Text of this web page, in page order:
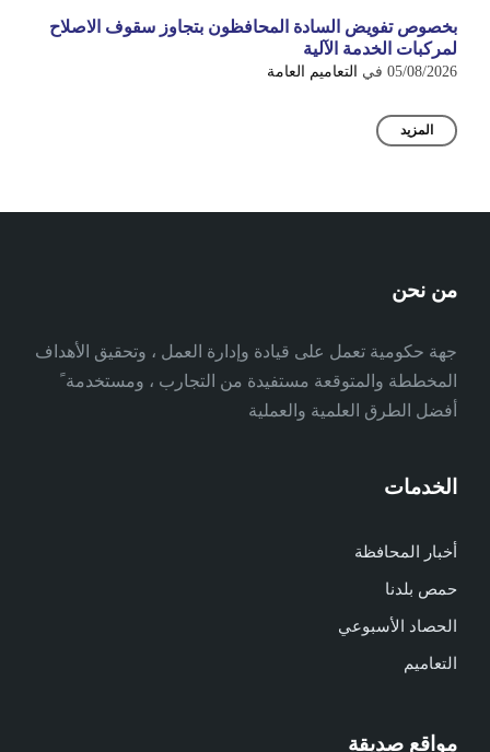
بخصوص تفويض السادة المحافظون بتجاوز سقوف الاصلاح
لمركبات الخدمة الآلية
05/08/2026 في التعاميم العامة
المزيد
من نحن
جهة حكومية تعمل على قيادة وإدارة العمل ، وتحقيق الأهداف
المخططة والمتوقعة مستفيدة من التجارب ، ومستخدمة ً
أفضل الطرق العلمية والعملية
الخدمات
أخبار المحافظة
حمص بلدنا
الحصاد الأسبوعي
التعاميم
مواقع صديقة